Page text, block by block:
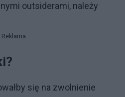
outsiderami, należy
Reklama
się na zwolnienie